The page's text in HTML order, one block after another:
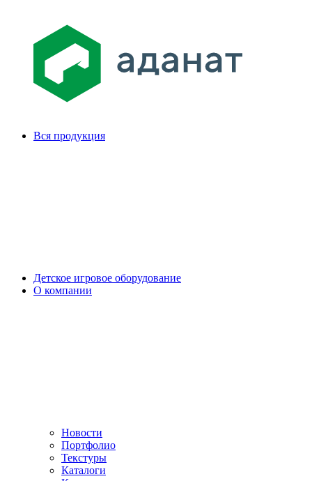
Вся продукция
Детское игровое оборудование
О компании
Новости
Портфолио
Текстуры
Каталоги